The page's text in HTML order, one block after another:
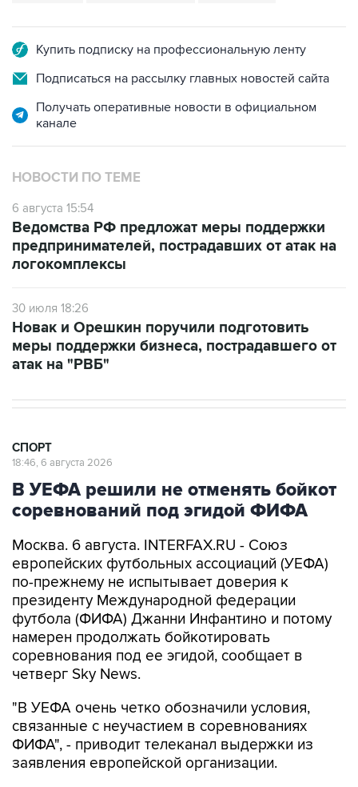
Подписаться на рассылку главных новостей сайта
Получать оперативные новости в официальном
НОВОСТИ ПО ТЕМЕ
6 августа 15:54
предпринимателей, пострадавших от атак на
логокомплексы
меры поддержки бизнеса, пострадавшего от
атак на "РВБ"
В УЕФА решили не отменять бойкот
соревнований под эгидой ФИФА
Москва. 6 августа. INTERFAX.RU - Союз
по-прежнему не испытывает доверия к
президенту Международной федерации
футбола (ФИФА) Джанни Инфантино и потому
намерен продолжать бойкотировать
соревнования под ее эгидой, сообщает в
четверг Sky News.
"В УЕФА очень четко обозначили условия,
ФИФА", - приводит телеканал выдержки из
заявления европейской организации.
В нем отмечается, что заявления ФИФА об